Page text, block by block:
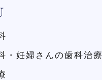
・妊婦さんの歯科治療